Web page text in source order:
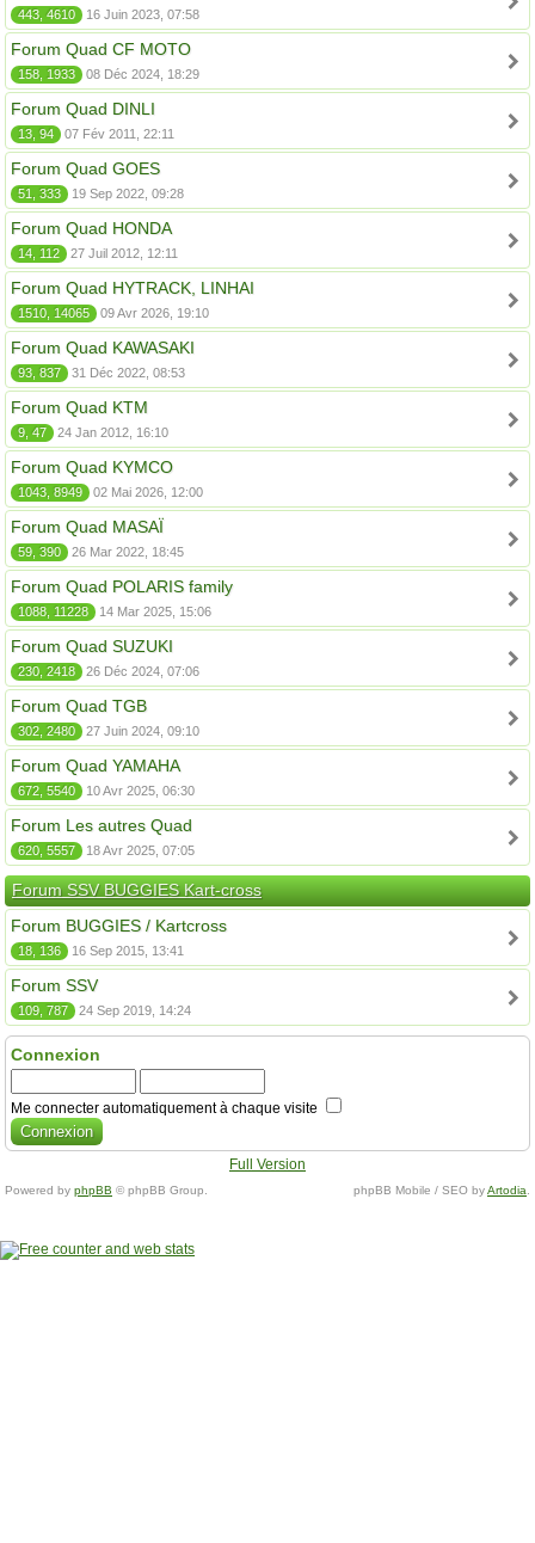
443, 4610 16 Juin 2023, 07:58
Forum Quad CF MOTO
158, 1933 08 Déc 2024, 18:29
Forum Quad DINLI
13, 94 07 Fév 2011, 22:11
Forum Quad GOES
51, 333 19 Sep 2022, 09:28
Forum Quad HONDA
14, 112 27 Juil 2012, 12:11
Forum Quad HYTRACK, LINHAI
1510, 14065 09 Avr 2026, 19:10
Forum Quad KAWASAKI
93, 837 31 Déc 2022, 08:53
Forum Quad KTM
9, 47 24 Jan 2012, 16:10
Forum Quad KYMCO
1043, 8949 02 Mai 2026, 12:00
Forum Quad MASAÏ
59, 390 26 Mar 2022, 18:45
Forum Quad POLARIS family
1088, 11228 14 Mar 2025, 15:06
Forum Quad SUZUKI
230, 2418 26 Déc 2024, 07:06
Forum Quad TGB
302, 2480 27 Juin 2024, 09:10
Forum Quad YAMAHA
672, 5540 10 Avr 2025, 06:30
Forum Les autres Quad
620, 5557 18 Avr 2025, 07:05
Forum SSV BUGGIES Kart-cross
Forum BUGGIES / Kartcross
18, 136 16 Sep 2015, 13:41
Forum SSV
109, 787 24 Sep 2019, 14:24
Connexion
Me connecter automatiquement à chaque visite
Full Version
Powered by phpBB © phpBB Group. phpBB Mobile / SEO byArtodia